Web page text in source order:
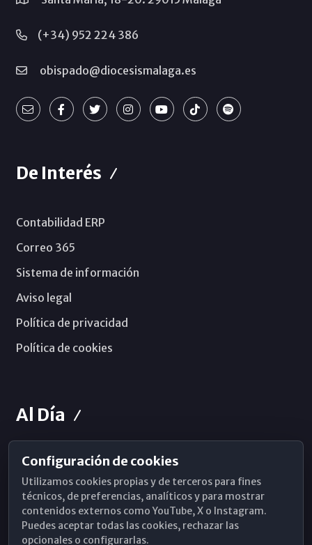
(+34) 952 224 386
obispado@diocesismalaga.es
De Interés
Contabilidad ERP
Correo 365
Sistema de información
Aviso legal
Política de privacidad
Política de cookies
Al Día
Horarios de Misa
Hemeroteca
WhatsApp
Configuración de cookies
Utilizamos cookies propias y de terceros para fines
técnicos, de preferencias, analíticos y para mostrar
contenidos externos como YouTube, X o Instagram.
Puedes aceptar todas las cookies, rechazar las
opcionales o configurarlas.